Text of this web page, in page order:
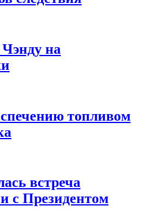
на
топливом
встреча
с Президентом